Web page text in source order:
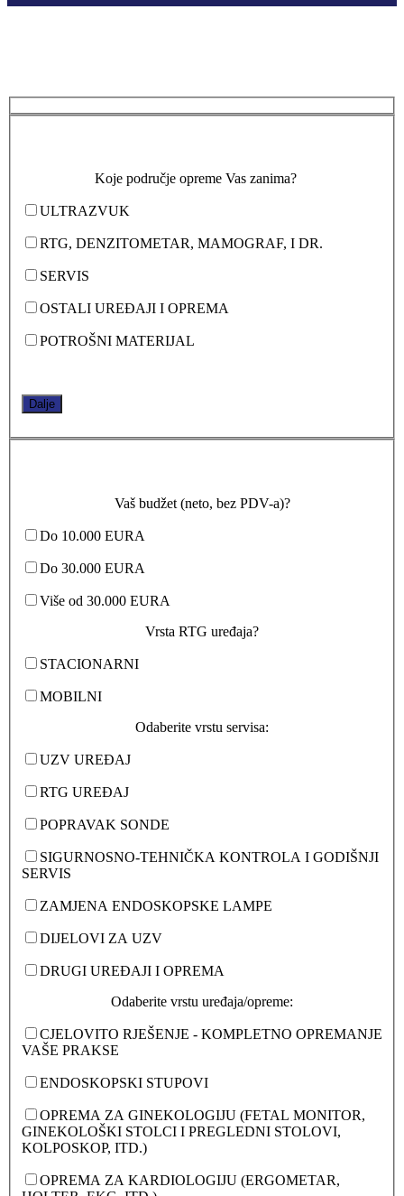
Koje područje opreme Vas zanima?
ULTRAZVUK
RTG, DENZITOMETAR, MAMOGRAF, I DR.
SERVIS
OSTALI UREĐAJI I OPREMA
POTROŠNI MATERIJAL
Dalje
Vaš budžet (neto, bez PDV-a)?
Do 10.000 EURA
Do 30.000 EURA
Više od 30.000 EURA
Vrsta RTG uređaja?
STACIONARNI
MOBILNI
Odaberite vrstu servisa:
UZV UREĐAJ
RTG UREĐAJ
POPRAVAK SONDE
SIGURNOSNO-TEHNIČKA KONTROLA I GODIŠNJI
SERVIS
ZAMJENA ENDOSKOPSKE LAMPE
DIJELOVI ZA UZV
DRUGI UREĐAJI I OPREMA
Odaberite vrstu uređaja/opreme:
CJELOVITO RJEŠENJE - KOMPLETNO OPREMANJE
VAŠE PRAKSE
ENDOSKOPSKI STUPOVI
OPREMA ZA GINEKOLOGIJU (FETAL MONITOR,
GINEKOLOŠKI STOLCI I PREGLEDNI STOLOVI,
KOLPOSKOP, ITD.)
OPREMA ZA KARDIOLOGIJU (ERGOMETAR,